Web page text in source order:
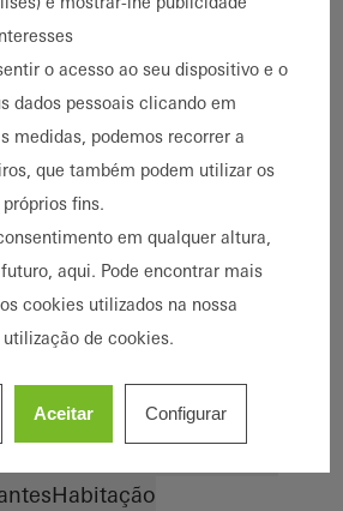
Cradle-to-Cradle
novaReabilitação
Eficiência energética
incêndiosEdifício inteligente
fumoEconomia circular
excecional
e ordem
Edifícios de apartamentos
de uso misto
Habitação
o acesso ao seu dispositivo e o
dados pessoais clicando em
medidas, podemos recorrer a
que também podem utilizar os
fins.
em qualquer altura,
aqui. Pode encontrar mais
cookies utilizados na nossa
de cookies.
Aceitar Configurar